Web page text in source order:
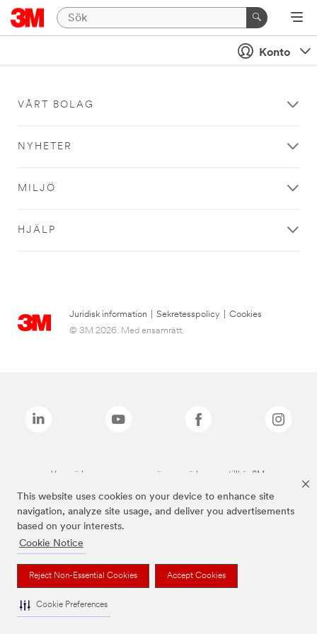
This website uses cookies on your device to enhance site
navigation, analyze site usage, and deliver you advertisements
based on your interests.
Cookie Notice
Reject Non-Essential Cookies Accept Cookies
Cookie Preferences
Konto
VÅRT BOLAG
NYHETER
MILJÖ
HJÄLP
Juridisk information Sekretesspolicy
Cookies
© 3M 2026. Med ensamrätt.
Varumärken som anges ovan är varumärken som tillhör 3M.